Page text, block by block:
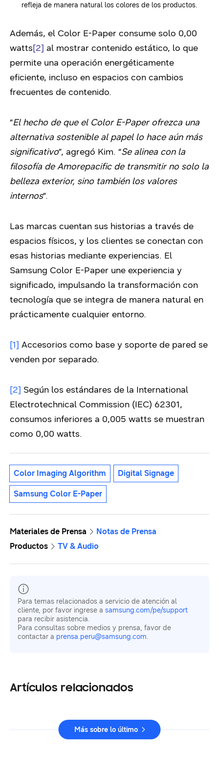
refleja de manera natural los colores de los productos.
Además, el Color E-Paper consume solo 0,00
watts[2] al mostrar contenido estático, lo que
permite una operación energéticamente
eficiente, incluso en espacios con cambios
frecuentes de contenido.
“El hecho de que el Color E-Paper ofrezca una
alternativa sostenible al papel lo hace aún más
significativo”, agregó Kim. “Se alinea con la
filosofía de Amorepacific de transmitir no solo la
belleza exterior, sino también los valores
internos”.
Las marcas cuentan sus historias a través de
espacios físicos, y los clientes se conectan con
esas historias mediante experiencias. El
Samsung Color E-Paper une experiencia y
significado, impulsando la transformación con
tecnología que se integra de manera natural en
prácticamente cualquier entorno.
[1] Accesorios como base y soporte de pared se
venden por separado.
[2] Según los estándares de la International
Electrotechnical Commission (IEC) 62301,
consumos inferiores a 0,005 watts se muestran
como 0,00 watts.
Color Imaging Algorithm Digital Signage
Samsung Color E-Paper
Materiales de Prensa
Notas de Prensa
Productos
TV & Audio
Para temas relacionados a servicio de atención al
cliente, por favor ingrese a samsung.com/pe/support
para recibir asistencia.
Para consultas sobre medios y prensa, favor de
contactar a prensa.peru@samsung.com.
Artículos relacionados
Más sobre lo último